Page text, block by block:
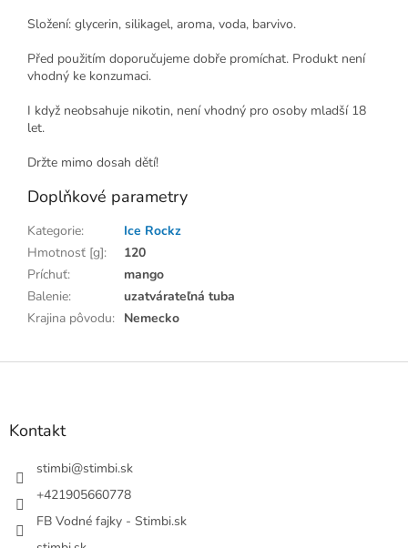
Složení: glycerin, silikagel, aroma, voda, barvivo.
Před použitím doporučujeme dobře promíchat. Produkt není
vhodný ke konzumaci.
I když neobsahuje nikotin, není vhodný pro osoby mladší 18
let.
Držte mimo dosah dětí!
Doplňkové parametry
Kategorie:
Ice Rockz
Hmotnosť [g]:
120
Príchuť:
mango
Balenie:
uzatvárateľná tuba
Krajina pôvodu: Nemecko
Z
Kontakt
stimbi@stimbi.sk
+421905660778
FB Vodné fajky - Stimbi.sk